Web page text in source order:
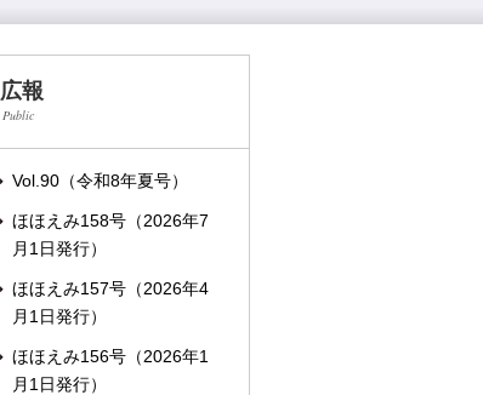
広報
Public
Vol.90（令和8年夏号）
ほほえみ158号（2026年7
月1日発行）
ほほえみ157号（2026年4
月1日発行）
ほほえみ156号（2026年1
月1日発行）